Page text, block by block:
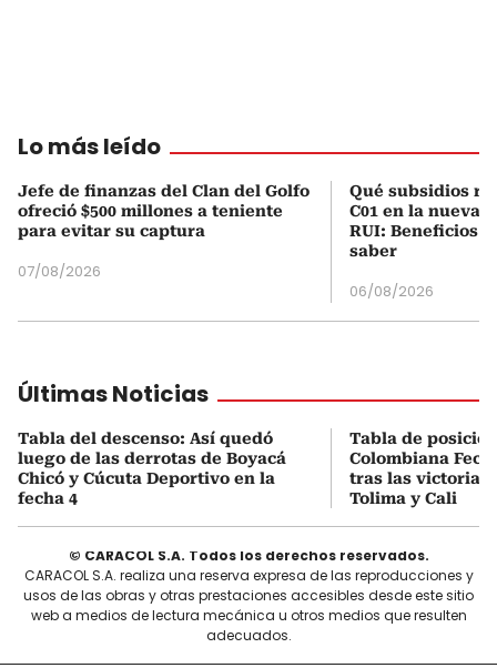
Lo más leído
Jefe de finanzas del Clan del Golfo
ofreció $500 millones a teniente
para evitar su captura
07/08/2026
Qué subsidios
C01 en la nueva
RUI: Beneficios
saber
06/08/2026
Últimas Noticias
Tabla del descenso: Así quedó
luego de las derrotas de Boyacá
Chicó y Cúcuta Deportivo en la
fecha 4
Tabla de
Colombiana
tras las victorias
Tolima y Cali
© CARACOL S.A. Todos los derechos reservados.
CARACOL S.A. realiza una reserva expresa de las reproducciones y
usos de las obras y otras prestaciones accesibles desde este sitio
web a medios de lectura mecánica u otros medios que resulten
adecuados.